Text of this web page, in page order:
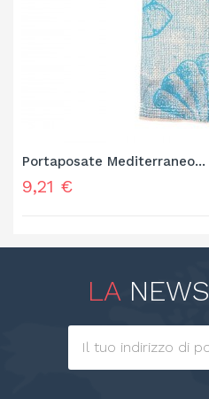
Portaposate Mediterraneo...
Prezzo
9,21 €
LA